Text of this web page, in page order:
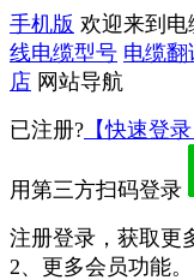
手机版 欢迎来到电
线电缆型号 电缆翻
店 网站导航
已注册? 【快速登录
用第三方扫码登录
注册登录，获取更
2、更多会员功能。